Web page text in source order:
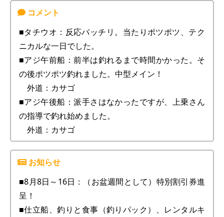
■タチウオ：反応バッチリ。当たりポツポツ、テク
ニカルな一日でした。
■アジ午前船：前半は釣れるまで時間かかった。そ
の後ポツポツ釣れました。中型メイン！
外道：カサゴ
■アジ午後船：派手さはなかったですが、上乗さん
の指導で釣れ始めました。
外道：カサゴ
■8月8日～16日：（お盆週間として）特別割引券進
呈！
■仕立船、釣りと食事（釣りパック）、レンタルキ